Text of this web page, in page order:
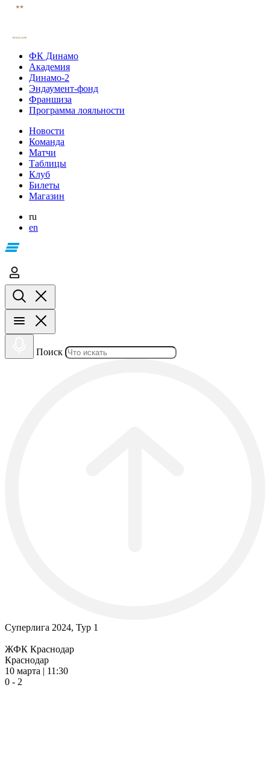
ФК Динамо
Академия
Динамо-2
Эндаумент-фонд
Франшиза
Программа лояльности
Новости
Команда
Матчи
Таблицы
Клуб
Билеты
Магазин
ru
en
Поиск
Суперлига 2024, Тур 1
ЖФК Краснодар
Краснодар
10 марта | 11:30
0 - 2